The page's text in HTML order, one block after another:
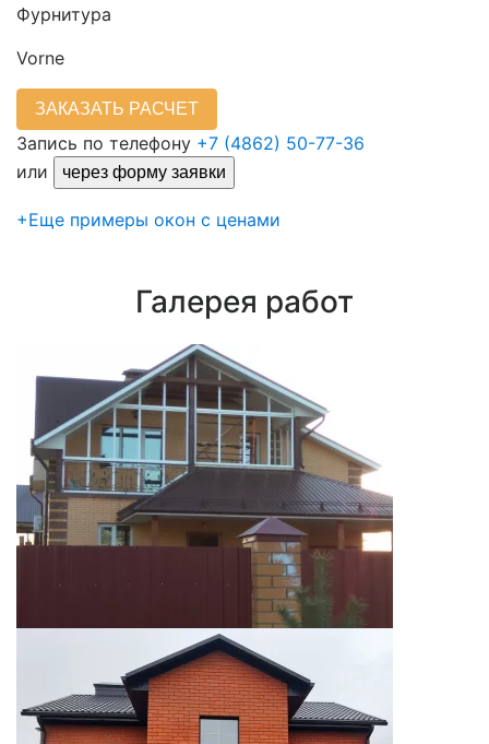
Фурнитура
Vorne
ЗАКАЗАТЬ РАСЧЕТ
Запись по телефону +7 (4862) 50-77-36
или
через форму заявки
+Еще примеры окон с ценами
Галерея работ